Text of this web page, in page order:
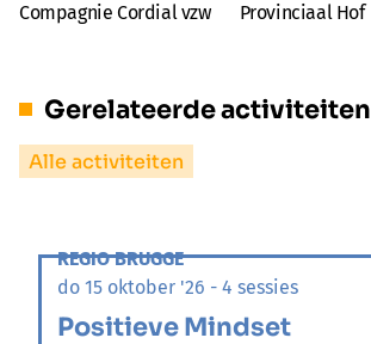
Compagnie Cordial vzw Provinciaal Hof
Gerelateerde activiteiten
Alle activiteiten
REGIO BRUGGE
do 15 oktober '26 - 4 sessies
Positieve Mindset